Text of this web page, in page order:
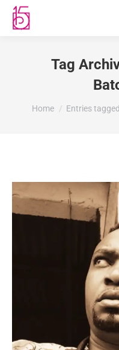
Tag
You are here:
Home Entries